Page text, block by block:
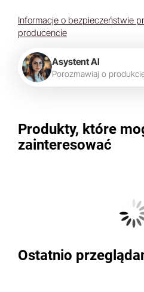
Informacje o bezpieczeństwie
producencie
Asystent AI
Porozmawiaj o produkci
Produkty, które
zainteresować
Ostatnio